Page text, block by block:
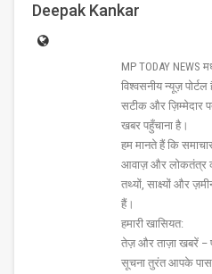
Deepak Kankar
MP TODAY NEWS
विश्वसनीय न्यूज़
सटीक और ज़िम्मेदार
खबर पहुँचाना है।
हम मानते हैं कि
आवाज़ और लोकतंत्र
तथ्यों, साक्ष्यों और
हैं।
हमारी खासियत:
तेज़ और ताज़ा खबरें –
सूचना तुरंत आपके